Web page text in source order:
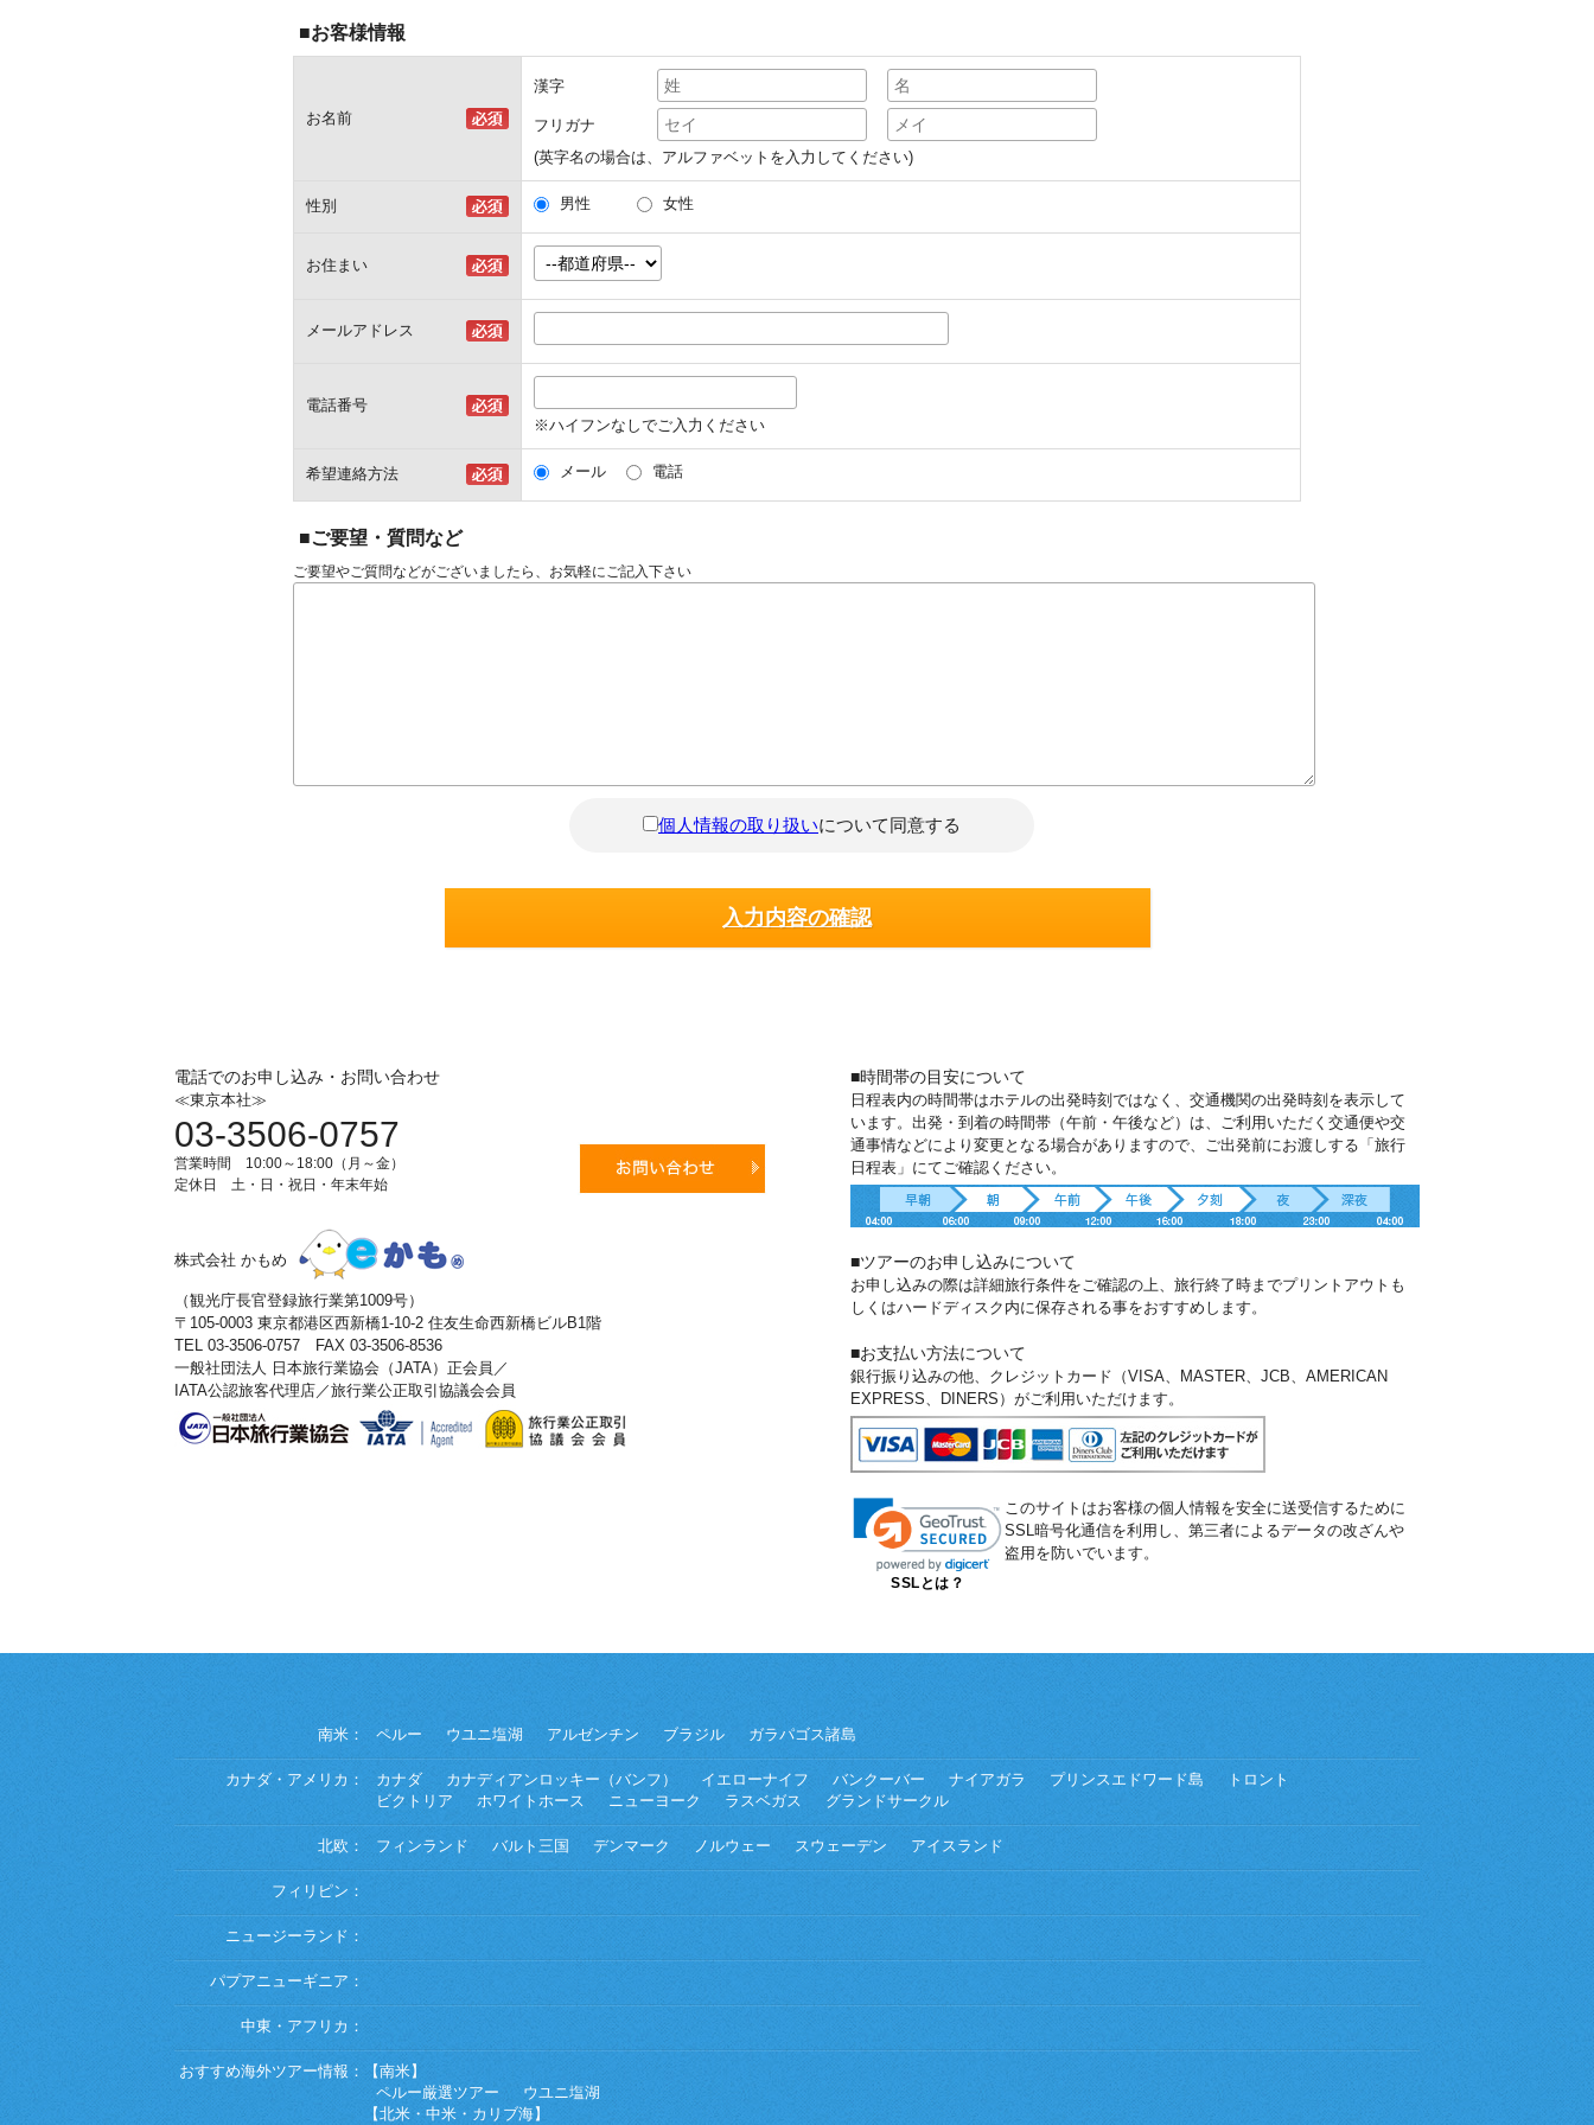
■お客様情報
お名前
漢字
フリガナ
(英字名の場合は、アルファベットを入力してください)
性別 男性 女性
お住まい
メールアドレス
電話番号
※ハイフンなしでご入力ください
希望連絡方法 メール 電話
■ご要望・質問など
ご要望やご質問などがございましたら、お気軽にご記入下さい
個人情報の取り扱いについて同意する
電話でのお申し込み・お問い合わせ
≪東京本社≫
03-3506-0757
営業時間 10:00～18:00（月～金）
定休日 土・日・祝日・年末年始
株式会社 かもめ
（観光庁長官登録旅行業第1009号）
〒105-0003 東京都港区西新橋1-10-2 住友生命西新橋ビルB1階
TEL 03-3506-0757 FAX 03-3506-8536
一般社団法人 日本旅行業協会（JATA）正会員／
IATA公認旅客代理店／旅行業公正取引協議会会員
■時間帯の目安について
日程表内の時間帯はホテルの出発時刻ではなく、交通機関の出発時刻を表示して
います。出発・到着の時間帯（午前・午後など）は、ご利用いただく交通便や交
通事情などにより変更となる場合がありますので、ご出発前にお渡しする「旅行
日程表」にてご確認ください。
■ツアーのお申し込みについて
お申し込みの際は詳細旅行条件をご確認の上、旅行終了時までプリントアウトも
しくはハードディスク内に保存される事をおすすめします。
■お支払い方法について
銀行振り込みの他、クレジットカード（VISA、MASTER、JCB、AMERICAN
EXPRESS、DINERS）がご利用いただけます。
SSLとは？
このサイトはお客様の個人情報を安全に送受信するために
SSL暗号化通信を利用し、第三者によるデータの改ざんや
盗用を防いでいます。
南米： ペルー ウユニ塩湖 アルゼンチン ブラジル ガラパゴス諸島
カナダ・アメリカ： カナダ カナディアンロッキー（バンフ） イエローナイフ バンクーバー ナイアガラ プリンスエドワード島
トロント
ビクトリア
ホワイトホース ニューヨーク ラスベガス グランドサークル
北欧： フィンランド バルト三国 デンマーク ノルウェー スウェーデン アイスランド
フィリピン：
ニュージーランド：
パプアニューギニア：
中東・アフリカ：
おすすめ海外ツアー情報：
【南米】
ペルー厳選ツアー
ウユニ塩湖
【北米・中米・カリブ海】